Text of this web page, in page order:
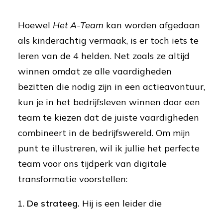
Hoewel Het A-Team kan worden afgedaan
als kinderachtig vermaak, is er toch iets te
leren van de 4 helden. Net zoals ze altijd
winnen omdat ze alle vaardigheden
bezitten die nodig zijn in een actieavontuur,
kun je in het bedrijfsleven winnen door een
team te kiezen dat de juiste vaardigheden
combineert in de bedrijfswereld. Om mijn
punt te illustreren, wil ik jullie het perfecte
team voor ons tijdperk van digitale
transformatie voorstellen:
De strateeg. Hij is een leider die